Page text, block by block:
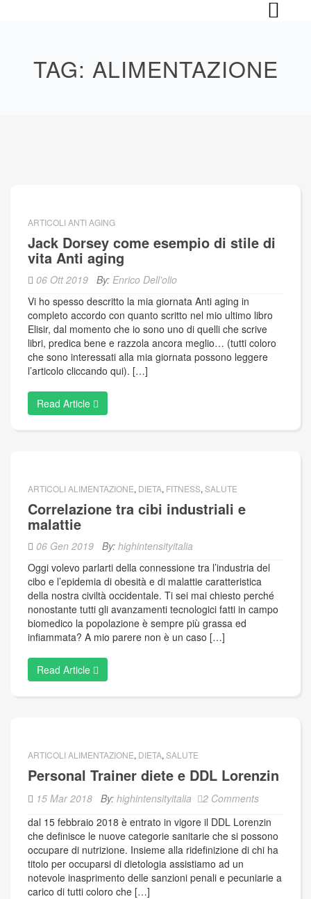
TAG: ALIMENTAZIONE
ARTICOLI ANTI AGING
Jack Dorsey come esempio di stile di
vita Anti aging
06 Ott 2019 By: Enrico Dell'olio
Vi ho spesso descritto la mia giornata Anti aging in
completo accordo con quanto scritto nel mio ultimo libro
Elisir, dal momento che io sono uno di quelli che scrive
libri, predica bene e razzola ancora meglio… (tutti coloro
che sono interessati alla mia giornata possono leggere
l’articolo cliccando qui). […]
Read Article
ARTICOLI ALIMENTAZIONE, DIETA, FITNESS, SALUTE
Correlazione tra cibi industriali e
malattie
06 Gen 2019 By: highintensityitalia
Oggi volevo parlarti della connessione tra l’industria del
cibo e l’epidemia di obesità e di malattie caratteristica
della nostra civiltà occidentale. Ti sei mai chiesto perché
nonostante tutti gli avanzamenti tecnologici fatti in campo
biomedico la popolazione è sempre più grassa ed
infiammata? A mio parere non è un caso […]
Read Article
ARTICOLI ALIMENTAZIONE, DIETA, SALUTE
Personal Trainer diete e DDL Lorenzin
15 Mar 2018 By: highintensityitalia
2 Comments
dal 15 febbraio 2018 è entrato in vigore il DDL Lorenzin
che definisce le nuove categorie sanitarie che si possono
occupare di nutrizione. Insieme alla ridefinizione di chi ha
titolo per occuparsi di dietologia assistiamo ad un
notevole inasprimento delle sanzioni penali e pecuniarie a
carico di tutti coloro che […]